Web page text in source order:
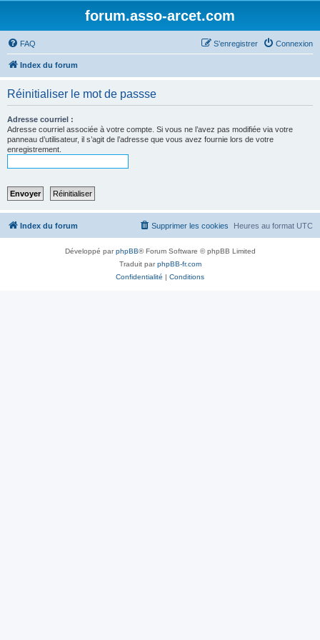
forum.asso-arcet.com
FAQ Connexion
S’enregistrer
Index du forum
Réinitialiser le mot de passse
Adresse courriel :
Adresse courriel associée à votre compte. Si vous ne l’avez pas modifiée via votre
panneau d’utilisateur, il s’agit de l’adresse que vous avez fournie lors de votre
enregistrement.
Index du forum Heures au format UTC
Supprimer les cookies
Développé parphpBB® Forum Software © phpBB Limited
Traduit parphpBB-fr.com
Confidentialité | Conditions